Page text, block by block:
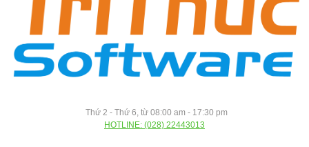
Thứ 2 - Thứ 6, từ 08:00 am - 17:30 pm
HOTLINE: (028) 22443013